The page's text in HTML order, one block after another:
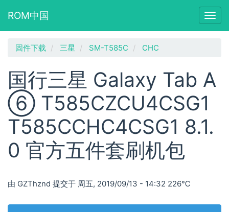
ROM中国
固件下载 三星 SM-T585C CHC
国行三星 Galaxy Tab A
⑥ T585CZCU4CSG1
T585CCHC4CSG1 8.1.
0 官方五件套刷机包
由 GZThznd 提交于 周五, 2019/09/13 - 14:32 226℃